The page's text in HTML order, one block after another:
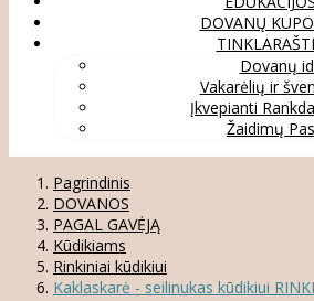
DOVANŲ
Dovanų
Vakarėlių ir
Įkvepianti
Žaidimų
Pagrindinis
DOVANOS
PAGAL GAVĖJĄ
Kūdikiams
Rinkiniai kūdikiui
Kaklaskarė - seilinukas kūdikiui